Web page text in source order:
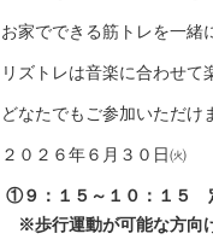
お家でできる筋トレを一緒
リズトレは音楽に合わせ
どなたでもご参加いただ
２０２６年６月３０日㈫
①９：１５～１０：１５
※歩行運動が可能な方向